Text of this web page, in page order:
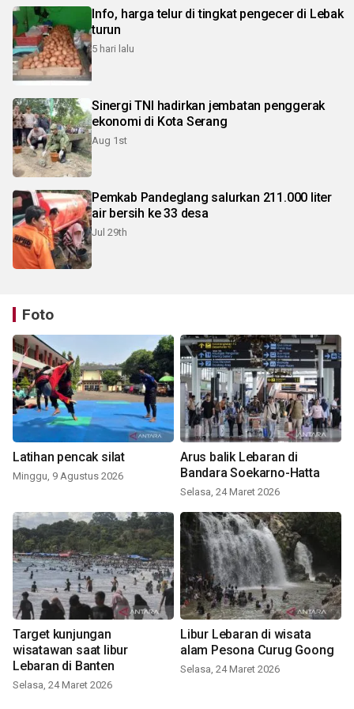
Info, harga telur di tingkat pengecer di Lebak
turun
5 hari lalu
Sinergi TNI hadirkan jembatan penggerak
ekonomi di Kota Serang
Aug 1st
Pemkab Pandeglang salurkan 211.000 liter
air bersih ke 33 desa
Jul 29th
Foto
Latihan pencak silat
Minggu, 9 Agustus 2026
Arus balik Lebaran di
Bandara Soekarno-Hatta
Selasa, 24 Maret 2026
Target kunjungan
wisatawan saat libur
Lebaran di Banten
Selasa, 24 Maret 2026
Libur Lebaran di wisata
alam Pesona Curug Goong
Selasa, 24 Maret 2026